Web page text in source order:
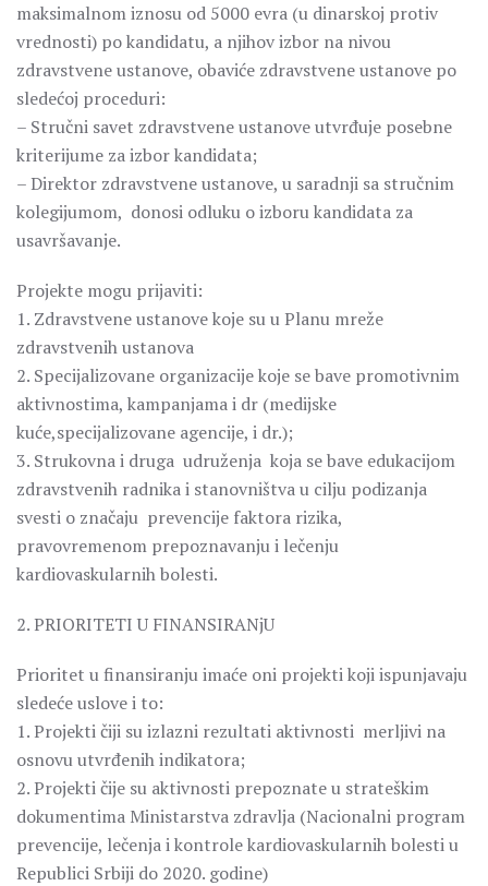
maksimalnom iznosu od 5000 evra (u dinarskoj protiv
vrednosti) po kandidatu, a njihov izbor na nivou
zdravstvene ustanove, obaviće zdravstvene ustanove po
sledećoj proceduri:
– Stručni savet zdravstvene ustanove utvrđuje posebne
kriterijume za izbor kandidata;
– Direktor zdravstvene ustanove, u saradnji sa stručnim
kolegijumom, donosi odluku o izboru kandidata za
usavršavanje.
Projekte mogu prijaviti:
1. Zdravstvene ustanove koje su u Planu mreže
zdravstvenih ustanova
2. Specijalizovane organizacije koje se bave promotivnim
aktivnostima, kampanjama i dr (medijske
kuće,specijalizovane agencije, i dr.);
3. Strukovna i druga udruženja koja se bave edukacijom
zdravstvenih radnika i stanovništva u cilju podizanja
svesti o značaju prevencije faktora rizika,
pravovremenom prepoznavanju i lečenju
kardiovaskularnih bolesti.
2. PRIORITETI U FINANSIRANjU
Prioritet u finansiranju imaće oni projekti koji ispunjavaju
sledeće uslove i to:
1. Projekti čiji su izlazni rezultati aktivnosti merljivi na
osnovu utvrđenih indikatora;
2. Projekti čije su aktivnosti prepoznate u strateškim
dokumentima Ministarstva zdravlja (Nacionalni program
prevencije, lečenja i kontrole kardiovaskularnih bolesti u
Republici Srbiji do 2020. godine)